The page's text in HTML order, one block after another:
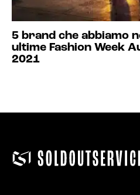
5 brand che abbiamo
ultime Fashion Week
2021